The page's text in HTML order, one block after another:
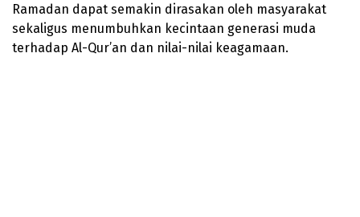
Ramadan dapat semakin dirasakan oleh masyarakat
sekaligus menumbuhkan kecintaan generasi muda
terhadap Al-Qur’an dan nilai-nilai keagamaan.